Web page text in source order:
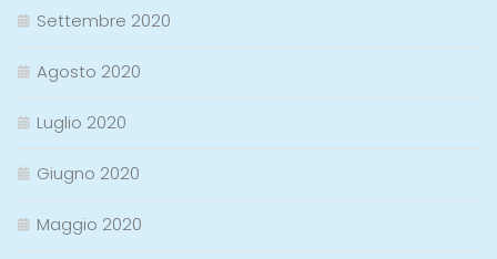
Settembre 2020
Agosto 2020
Luglio 2020
Giugno 2020
Maggio 2020